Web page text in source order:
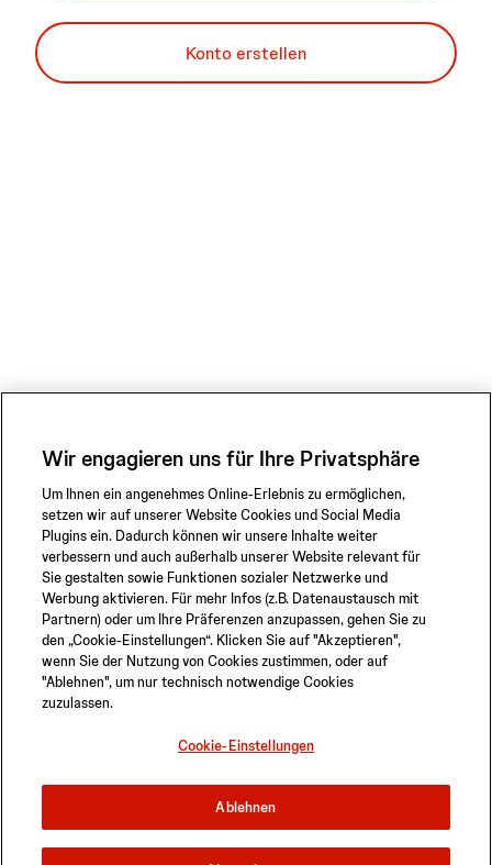
Datenschutzerklärung
Cookie-Einstellungen
© 2026 ABIOMED. All rights reserved.
Wir engagieren uns für Ihre Privatsphäre
Um Ihnen ein angenehmes Online-Erlebnis zu ermöglichen,
setzen wir auf unserer Website Cookies und Social Media
Plugins ein. Dadurch können wir unsere Inhalte weiter
verbessern und auch außerhalb unserer Website relevant für
Sie gestalten sowie Funktionen sozialer Netzwerke und
Werbung aktivieren. Für mehr Infos (z.B. Datenaustausch mit
Partnern) oder um Ihre Präferenzen anzupassen, gehen Sie zu
den „Cookie-Einstellungen“. Klicken Sie auf "Akzeptieren",
wenn Sie der Nutzung von Cookies zustimmen, oder auf
"Ablehnen", um nur technisch notwendige Cookies
zuzulassen.
Cookie-Einstellungen
Ablehnen